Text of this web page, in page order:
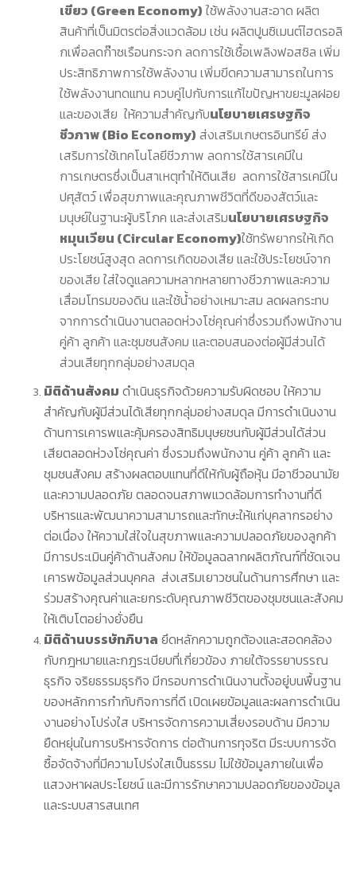
เขียว (Green Economy) ใช้พลังงานสะอาด ผลิต
สินค้าที่เป็นมิตรต่อสิ่งแวดล้อม เช่น ผลิตปูนซิเมนต์ไฮดรอลิ
กเพื่อลดก๊าซเรือนกระจก ลดการใช้เชื้อเพลิงฟอสซิล เพิ่ม
ประสิทธิภาพการใช้พลังงาน เพิ่มขีดความสามารถในการ
ใช้พลังงานทดแทน ควบคู่ไปกับการแก้ไขปัญหาขยะมูลฝอย
และของเสีย ให้ความสำคัญกับนโยบายเศรษฐกิจ
ชีวภาพ (Bio Economy) ส่งเสริมเกษตรอินทรีย์ ส่ง
เสริมการใช้เทคโนโลยีชีวภาพ ลดการใช้สารเคมีใน
การเกษตรซึ่งเป็นสาเหตุทำให้ดินเสีย ลดการใช้สารเคมีใน
ปศุสัตว์ เพื่อสุขภาพและคุณภาพชีวิตที่ดีของสัตว์และ
มนุษย์ในฐานะผู้บริโภค และส่งเสริมนโยบายเศรษฐกิจ
หมุนเวียน (Circular Economy)ใช้ทรัพยากรให้เกิด
ประโยชน์สูงสุด ลดการเกิดของเสีย และใช้ประโยชน์จาก
ของเสีย ใส่ใจดูแลความหลากหลายทางชีวภาพและความ
เสื่อมโทรมของดิน และใช้น้ำอย่างเหมาะสม ลดผลกระทบ
จากการดำเนินงานตลอดห่วงโซ่คุณค่าซึ่งรวมถึงพนักงาน
คู่ค้า ลูกค้า และชุมชนสังคม และตอบสนองต่อผู้มีส่วนได้
ส่วนเสียทุกกลุ่มอย่างสมดุล
มิติด้านสังคม ดำเนินธุรกิจด้วยความรับผิดชอบ ให้ความ
สำคัญกับผู้มีส่วนได้เสียทุกกลุ่มอย่างสมดุล มีการดำเนินงาน
ด้านการเคารพและคุ้มครองสิทธิมนุษยชนกับผู้มีส่วนได้ส่วน
เสียตลอดห่วงโซ่คุณค่า ซึ่งรวมถึงพนักงาน คู่ค้า ลูกค้า และ
ชุมชนสังคม สร้างผลตอบแทนที่ดีให้กับผู้ถือหุ้น มีอาชีวอนามัย
และความปลอดภัย ตลอดจนสภาพแวดล้อมการทำงานที่ดี
บริหารและพัฒนาความสามารถและทักษะให้แก่บุคลากรอย่าง
ต่อเนื่อง ให้ความใส่ใจในสุขภาพและความปลอดภัยของลูกค้า
มีการประเมินคู่ค้าด้านสังคม ให้ข้อมูลฉลากผลิตภัณฑ์ที่ชัดเจน
เคารพข้อมูลส่วนบุคคล ส่งเสริมเยาวชนในด้านการศึกษา และ
ร่วมสร้างคุณค่าและยกระดับคุณภาพชีวิตของชุมชนและสังคม
ให้เติบโตอย่างยั่งยืน
มิติด้านบรรษัทภิบาล ยึดหลักความถูกต้องและสอดคล้อง
กับกฎหมายและกฎระเบียบที่เกี่ยวข้อง ภายใต้จรรยาบรรณ
ธุรกิจ จริยธรรมธุรกิจ มีกรอบการดำเนินงานตั้งอยู่บนพื้นฐาน
ของหลักการกำกับกิจการที่ดี เปิดเผยข้อมูลและผลการดำเนิน
งานอย่างโปร่งใส บริหารจัดการความเสี่ยงรอบด้าน มีความ
ยืดหยุ่นในการบริหารจัดการ ต่อต้านการทุจริต มีระบบการจัด
ซื้อจัดจ้างที่มีความโปร่งใสเป็นธรรม ไม่ใช้ข้อมูลภายในเพื่อ
แสวงหาผลประโยชน์ และมีการรักษาความปลอดภัยของข้อมูล
และระบบสารสนเทศ